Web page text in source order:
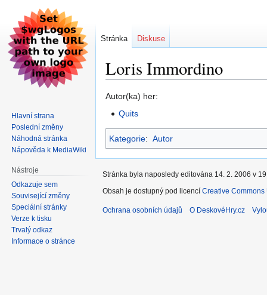
Loris Immordino
Skočit
Skočit
Autor(ka) her:
Quits
Kategorie: Autor
Stránka Diskuse
Hlavní strana
Poslední změny
Náhodná stránka
Nápověda k MediaWiki
Nástroje
Odkazuje sem
Související změny
Speciální stránky
Verze k tisku
Trvalý odkaz
Informace o stránce
Stránka byla naposledy editována 14. 2. 2006 v
Obsah je dostupný pod licencí Creative
Ochrana osobních údajů O DeskovéHry.cz